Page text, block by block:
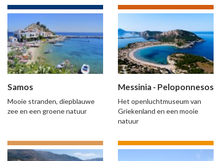
Samos
Mooie stranden, diepblauwe
zee en een groene natuur
Messinia - Peloponnesos
Het openluchtmuseum van
Griekenland en een mooie
natuur